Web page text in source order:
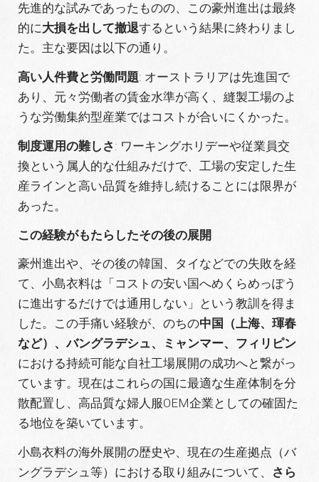
先進的な試みであったものの、この豪州進出は最終
的に大損を出して撤退するという結果に終わりまし
た。主な要因は以下の通り。
高い人件費と労働問題: オーストラリアは先進国で
あり、元々労働者の賃金水準が高く、縫製工場のよ
うな労働集約型産業ではコストが合いにくかった。
制度運用の難しさ : ワーキングホリデーや従業員交
換という属人的な仕組みだけで、工場の安定した生
産ラインと高い品質を維持し続けることには限界が
あった。
この経験がもたらしたその後の展開
豪州進出や、その後の韓国、タイなどでの失敗を経
て、小島衣料は「コストの安い国へめくらめっぽう
に進出するだけでは通用しない」という教訓を得ま
した。この手痛い経験が、のちの中国（上海、琿春
など）、バングラデシュ、ミャンマー、フィリピン
における持続可能な自社工場展開の成功へと繋がっ
ています。現在はこれらの国に最適な生産体制を分
散配置し、高品質な婦人服OEM企業としての確固た
る地位を築いています。
小島衣料の海外展開の歴史や、現在の生産拠点（バ
ングラデシュ等）における取り組みについて、 さら